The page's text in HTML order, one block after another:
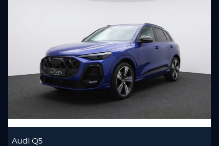
Audi Q5